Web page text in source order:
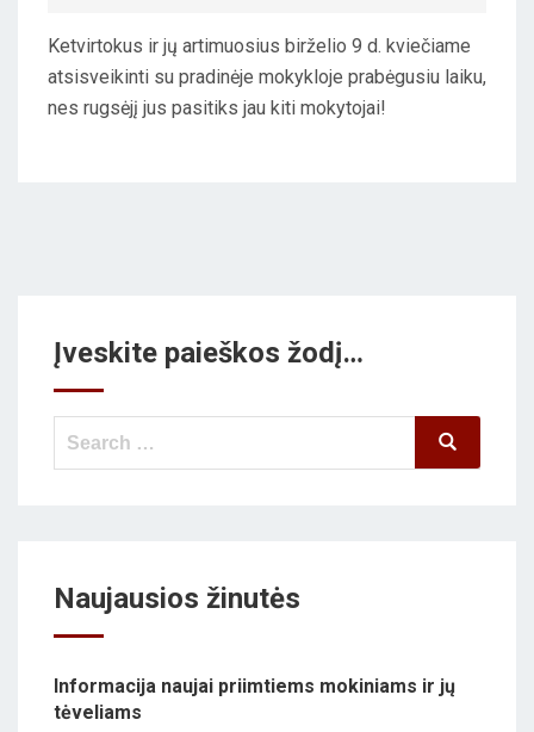
S
T
E
Ketvirtokus ir jų artimuosius birželio 9 d. kviečiame
atsisveikinti su pradinėje mokykloje prabėgusiu laiku,
nes rugsėjį jus pasitiks jau kiti mokytojai!
Įveskite paieškos žodį…
Search
Search
Naujausios žinutės
Informacija naujai priimtiems mokiniams ir jų
tėveliams